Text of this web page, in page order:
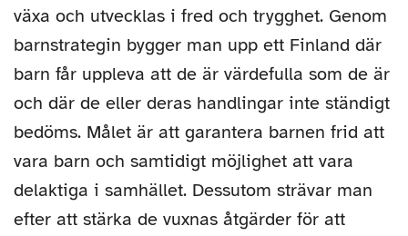
växa och utvecklas i fred och trygghet. Genom
barnstrategin bygger man upp ett Finland där
barn får uppleva att de är värdefulla som de är
och där de eller deras handlingar inte ständigt
bedöms. Målet är att garantera barnen frid att
vara barn och samtidigt möjlighet att vara
delaktiga i samhället. Dessutom strävar man
efter att stärka de vuxnas åtgärder för att